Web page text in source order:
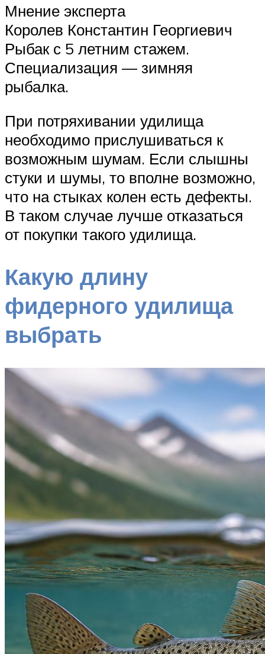
Мнение эксперта
Королев Константин Георгиевич
Рыбак с 5 летним стажем.
Специализация — зимняя
рыбалка.
При потряхивании удилища
необходимо прислушиваться к
возможным шумам. Если слышны
стуки и шумы, то вполне возможно,
что на стыках колен есть дефекты.
В таком случае лучше отказаться
от покупки такого удилища.
Какую длину
фидерного удилища
выбрать